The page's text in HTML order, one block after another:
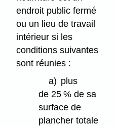
endroit public fermé
ou un lieu de travail
intérieur si les
conditions suivantes
sont réunies :
a) plus
de 25 % de sa
surface de
plancher totale